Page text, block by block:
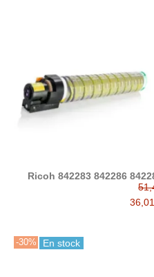
Ricoh 842283 842286
-30% En stock